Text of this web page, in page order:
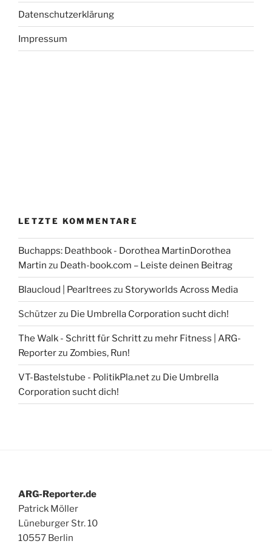
Datenschutzerklärung
Impressum
LETZTE KOMMENTARE
Buchapps: Deathbook - Dorothea MartinDorothea
Martin zu Death-book.com – Leiste deinen Beitrag
Blaucloud | Pearltrees zu Storyworlds Across Media
Schützerzu Die Umbrella Corporation sucht dich!
The Walk - Schritt für Schritt zu mehr Fitness | ARG-
Reporterzu Zombies, Run!
VT-Bastelstube - PolitikPla.netzu Die Umbrella
Corporation sucht dich!
ARG-Reporter.de
Patrick Möller
Lüneburger Str. 10
10557 Berlin